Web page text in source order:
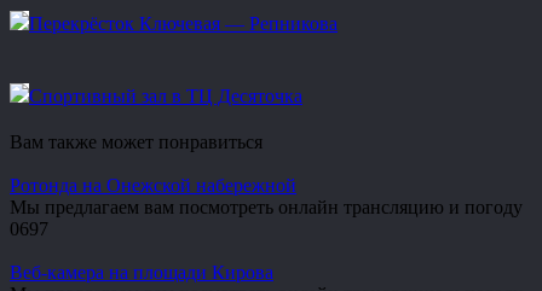
Перекрёсток Ключевая — Репникова
Спортивный зал в ТЦ Десяточка
Вам также может понравиться
Ротонда на Онежской набережной
Мы предлагаем вам посмотреть онлайн трансляцию и погоду
0697
Веб-камера на площади Кирова